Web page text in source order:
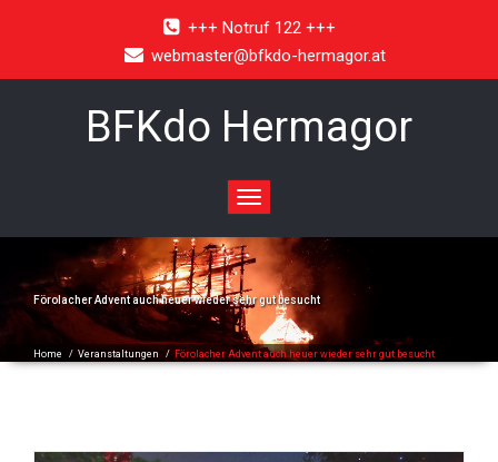
+++ Notruf 122 +++
webmaster@bfkdo-hermagor.at
BFKdo Hermagor
Toggle
navigation
Förolacher Advent auch heuer wieder sehr gut besucht
Home / Veranstaltungen / Förolacher Advent auch heuer wieder sehr gut besucht